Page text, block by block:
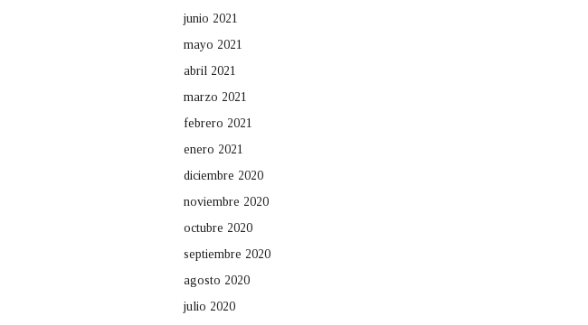
junio 2021
mayo 2021
abril 2021
marzo 2021
febrero 2021
enero 2021
diciembre 2020
noviembre 2020
octubre 2020
septiembre 2020
agosto 2020
julio 2020